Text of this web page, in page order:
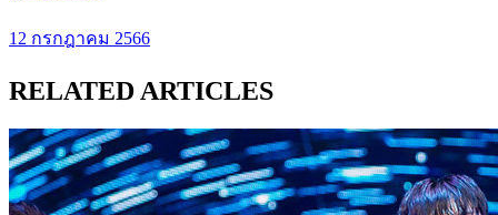
12 กรกฎาคม 2566
RELATED ARTICLES